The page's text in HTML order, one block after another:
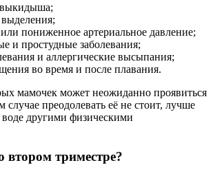
выкидыша;
пониженное артериальное давление;
и простудные заболевания;
и аллергические высыпания;
во время и после плавания.
мамочек может неожиданно проявиться
случае преодолевать её не стоит, лучше
воде другими физическими
втором триместре?